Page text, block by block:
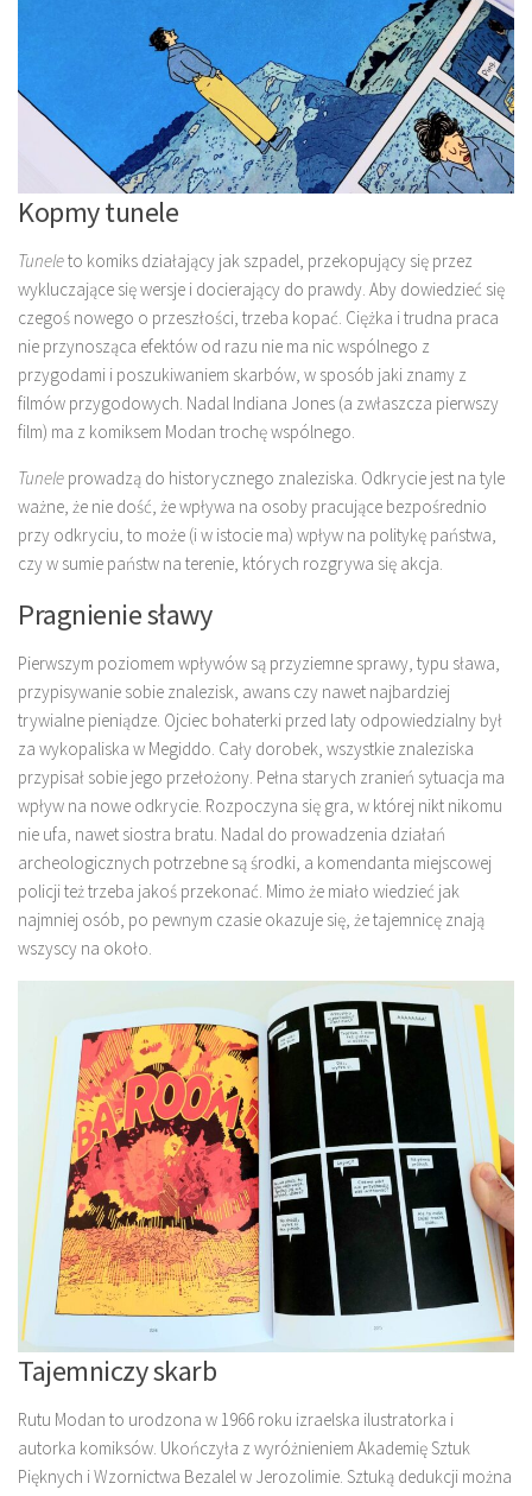
Kopmy tunele
Tuneleto komiks działający jak szpadel, przekopujący się przez
wykluczające się wersje i docierający do prawdy. Aby dowiedzieć się
czegoś nowego o przeszłości, trzeba kopać. Ciężka i trudna praca
nie przynosząca efektów od razu nie ma nic wspólnego z
przygodami i poszukiwaniem skarbów, w sposób jaki znamy z
filmów przygodowych. Nadal Indiana Jones (a zwłaszcza pierwszy
film) ma z komiksem Modan trochę wspólnego.
Tunele prowadzą do historycznego znaleziska. Odkrycie jest na tyle
ważne, że nie dość, że wpływa na osoby pracujące bezpośrednio
przy odkryciu, to może (i w istocie ma) wpływ na politykę państwa,
czy w sumie państw na terenie, których rozgrywa się akcja.
Pragnienie sławy
Pierwszym poziomem wpływów są przyziemne sprawy, typu sława,
przypisywanie sobie znalezisk, awans czy nawet najbardziej
trywialne pieniądze. Ojciec bohaterki przed laty odpowiedzialny był
za wykopaliska w Megiddo. Cały dorobek, wszystkie znaleziska
przypisał sobie jego przełożony. Pełna starych zranień sytuacja ma
wpływ na nowe odkrycie. Rozpoczyna się gra, w której nikt nikomu
nie ufa, nawet siostra bratu. Nadal do prowadzenia działań
archeologicznych potrzebne są środki, a komendanta miejscowej
policji też trzeba jakoś przekonać. Mimo że miało wiedzieć jak
najmniej osób, po pewnym czasie okazuje się, że tajemnicę znają
wszyscy na około.
Tajemniczy skarb
Rutu Modan to urodzona w 1966 roku izraelska ilustratorka i
autorka komiksów. Ukończyła z wyróżnieniem Akademię Sztuk
Pięknych i Wzornictwa Bezalel w Jerozolimie. Sztuką dedukcji można